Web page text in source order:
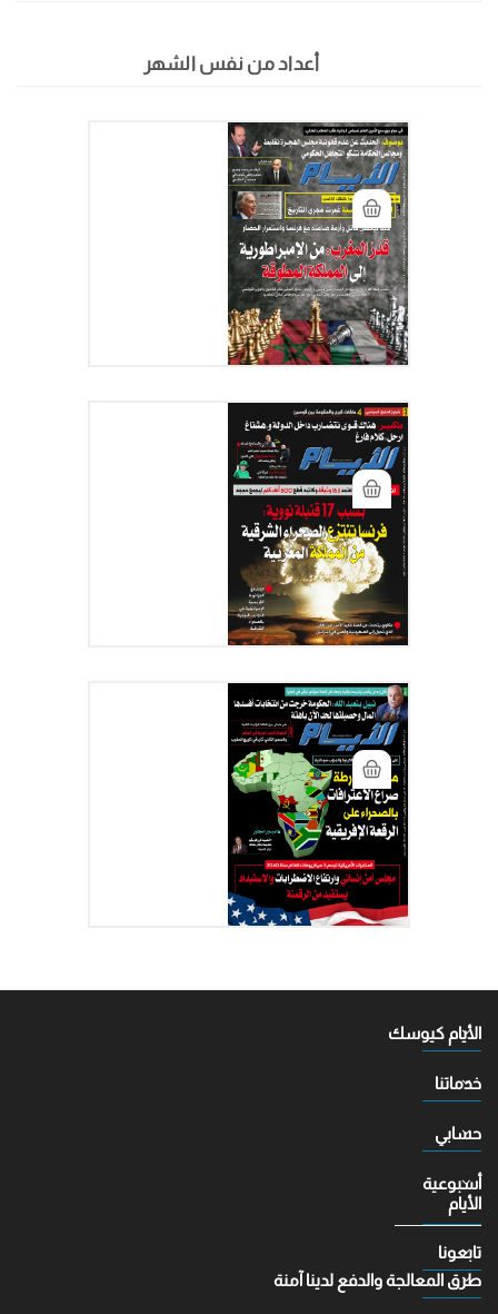
أعداد من نفس الشهر
الأيام كيوسك
خدماتنا
حسابي
أسبوعية
الأيام
تابعونا
طرق المعالجة والدفع لدينا آمنة